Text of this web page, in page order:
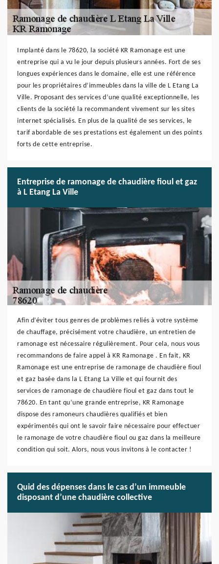
Implanté dans le 78620, la société KR Ramonage est une
entreprise qui a vu le jour depuis plusieurs années. Fort de ses
longues expériences dans le domaine, elle est une référence
pour les propriétaires d’immeubles dans la ville de L Etang La
Ville. Proposant des services d’une qualité exceptionnelle, les
clients de la société la recommandent vivement sur les sites
internet spécialisés. En plus de la qualité de ses services, le
tarif abordable de ses prestations est également un des points
forts de cette entreprise.
Entreprise de ramonage de chaudière fioul et gaz
à L Etang La Ville
Afin d’éviter tous genres de problèmes reliés à votre système
de chauffage, précisément votre chaudière, un entretien de
ramonage est nécessaire régulièrement. Pour cela, nous vous
recommandons de faire appel à KR Ramonage . En fait, KR
Ramonage est une entreprise de ramonage de chaudière fioul
et gaz basée dans la L Etang La Ville et qui fournit des
services de ramonage de chaudière fioul et gaz dans tout le
78620. En tant qu’une grande entreprise, KR Ramonage
dispose des ramoneurs chaudières qualifiés et bien
expérimentés qui ont le savoir faire nécessaire pour effectuer
le ramonage de votre chaudière fioul ou gaz dans la meilleure
condition qui soit. Alors, nous vous invitons à le contacter !
Quid des dépenses dans le cas d’un immeuble
disposant d’une chaudière collective